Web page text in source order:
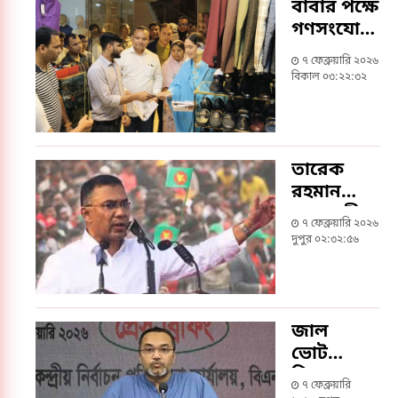
হবে
বাবার পক্ষে
গণসংযোগে
নামলেন
জাইমা
৭ ফেব্রুয়ারি ২০২৬
বিকাল ০৩:২২:৩২
তারেক
রহমান
রাজধানীতে
১৪ নির্বাচনী
নেবেন
৭ ফেব্রুয়ারি ২০২৬
দুপুর ০২:৩২:৫৬
জাল
ভোট
দিতে
৭ ফেব্রুয়ারি